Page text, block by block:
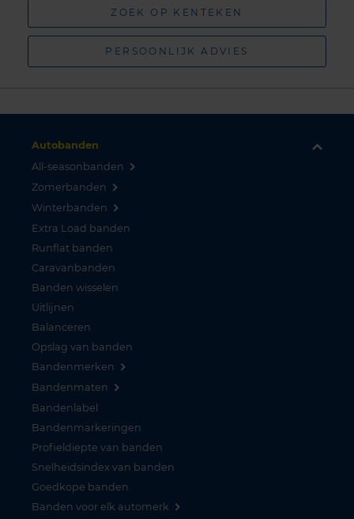
ZOEK OP KENTEKEN
PERSOONLIJK ADVIES
Autobanden
All-seasonbanden
Zomerbanden
Winterbanden
Extra Load banden
Runflat banden
Caravanbanden
Banden wisselen
Uitlijnen
Balanceren
Opslag van banden
Bandenmerken
Bandenmaten
Bandenlabel
Bandenmarkeringen
Profieldiepte van banden
Snelheidsindex van banden
Goedkope banden
Banden voor elk automerk